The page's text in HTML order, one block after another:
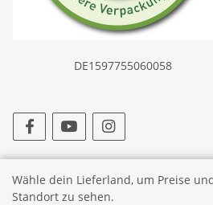
Wähle dein Lieferland, um Preise
Standort zu sehen.
DE1597755060058
* Alle Preise inkl. gesetzlicher USt., zzgl.